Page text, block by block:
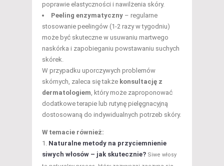
poprawie elastyczności i nawilżenia skóry.
Peeling enzymatyczny – regularne
stosowanie peelingów (1-2 razy w tygodniu)
może być skuteczne w usuwaniu martwego
naskórka i zapobieganiu powstawaniu suchych
skórek.
W przypadku uporczywych problemów
skórnych, zaleca się także konsultację z
dermatologiem, który może zaproponować
dodatkowe terapie lub rutynę pielęgnacyjną
dostosowaną do indywidualnych potrzeb skóry.
W temacie również:
Naturalne metody na przyciemnienie
siwych włosów – jak skutecznie? Siwe włosy